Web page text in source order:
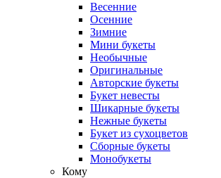
Весенние
Осенние
Зимние
Мини букеты
Необычные
Оригинальные
Авторские букеты
Букет невесты
Шикарные букеты
Нежные букеты
Букет из сухоцветов
Сборные букеты
Монобукеты
Кому